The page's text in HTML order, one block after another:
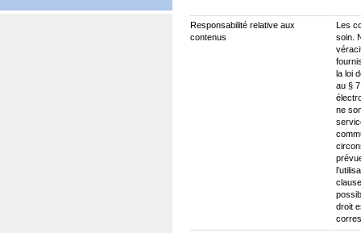
Responsabilité relative aux
contenus
Les
soin.
la loi
au §
ne
droit